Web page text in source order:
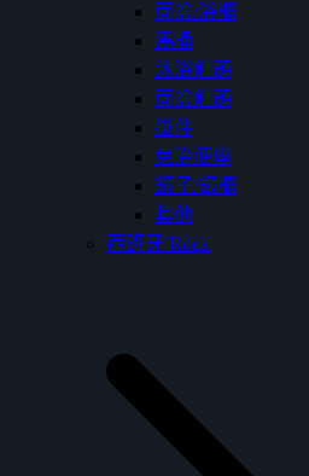
面盆/浴櫃
馬桶
沐浴龍頭
面盆龍頭
掛件
免治便座
鏡子/鏡櫃
其他
西班牙 Roca